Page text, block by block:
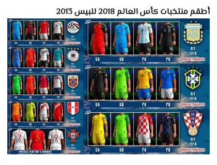
أطقم منتخبات كأس العالم 2018 للبيس 2013